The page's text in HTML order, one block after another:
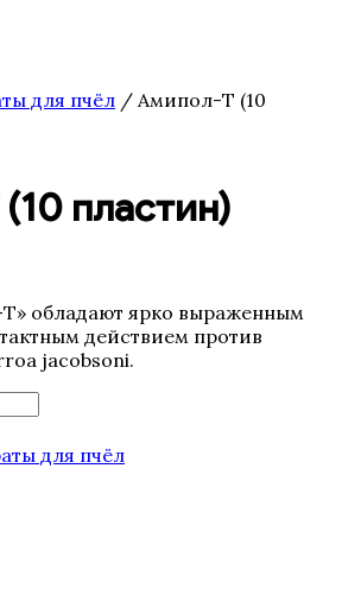
для пчёл / Амипол-Т (10
пластин)
обладают ярко выраженным
действием против
jacobsoni.
для пчёл